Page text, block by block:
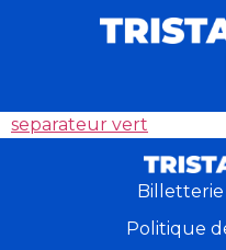
separateur vert
Billetterie
Politique